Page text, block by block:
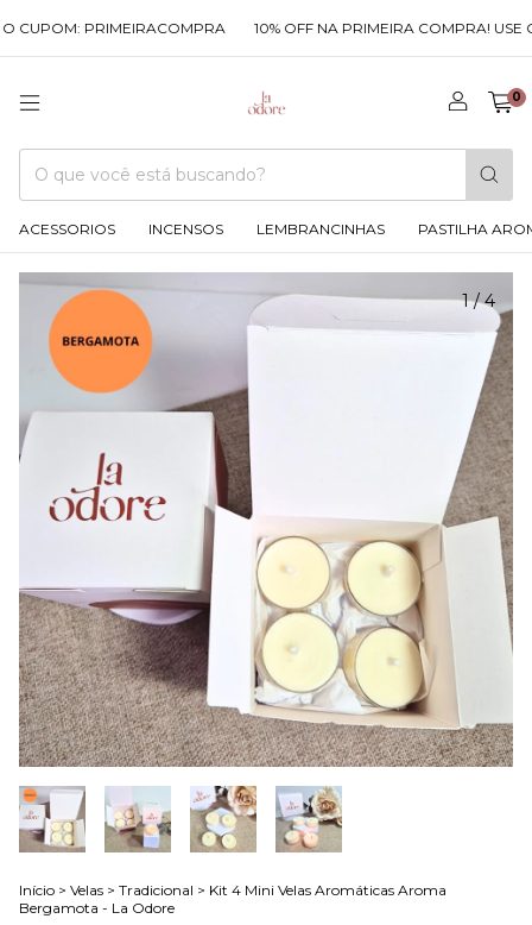
PRIMEIRACOMPRA 10% OFF NA PRIMEIRA COMPRA! USE O
0
ACESSORIOS INCENSOS LEMBRANCINHAS PASTILHA
1/4
Início > Velas > Tradicional > Kit 4 Mini Velas Aromáticas Aroma
Bergamota - La Odore